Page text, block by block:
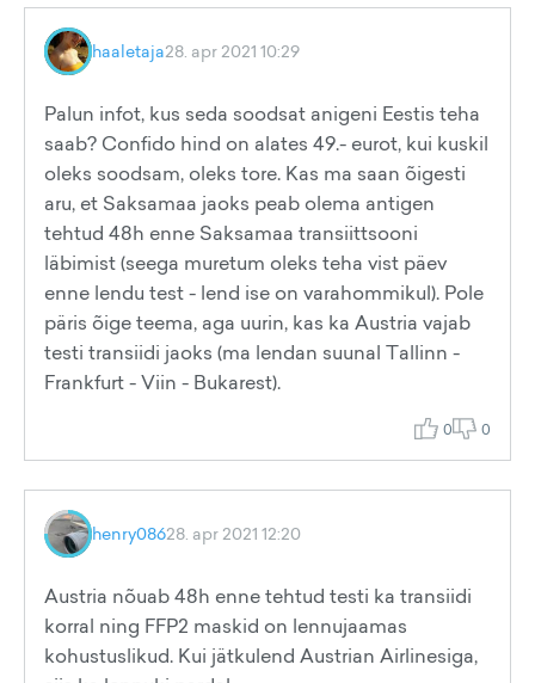
haaletaja28. apr 2021 10:29
Palun infot, kus seda soodsat anigeni Eestis teha
saab? Confido hind on alates 49.- eurot, kui kuskil
oleks soodsam, oleks tore. Kas ma saan õigesti
aru, et Saksamaa jaoks peab olema antigen
tehtud 48h enne Saksamaa transiittsooni
läbimist (seega muretum oleks teha vist päev
enne lendu test - lend ise on varahommikul). Pole
päris õige teema, aga uurin, kas ka Austria vajab
testi transiidi jaoks (ma lendan suunal Tallinn -
Frankfurt - Viin - Bukarest).
0 0
henry08628. apr 2021 12:20
Austria nõuab 48h enne tehtud testi ka transiidi
korral ning FFP2 maskid on lennujaamas
kohustuslikud. Kui jätkulend Austrian Airlinesiga,